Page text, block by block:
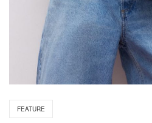
FEATURE